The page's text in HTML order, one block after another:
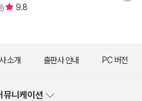
) 9.8
소개 출판사 안내 PC 버전
뮤니케이션